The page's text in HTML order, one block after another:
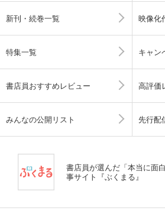
新刊・続巻一覧 映像化
特集一覧 キャン
書店員おすすめレビュー 高評価
みんなの公開リスト 先行配
書店員が選んだ「本当に面
事サイト『ぶくまる』